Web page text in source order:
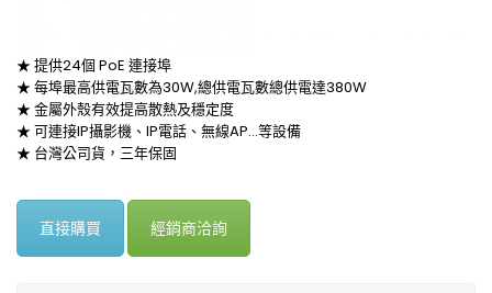
★ 提供24個 PoE 連接埠
★ 每埠最高供電瓦數為30W,總供電瓦數總供電達380W
★ 金屬外殼有效提高散熱及穩定度
★ 可連接IP攝影機、IP電話、無線AP…等設備
★ 台灣公司貨，三年保固
直接購買 經銷商洽詢